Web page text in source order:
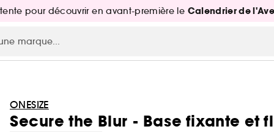
pour découvrir en avant-première le Calendrier de
ONESIZE
Secure the Blur - Base fixante et